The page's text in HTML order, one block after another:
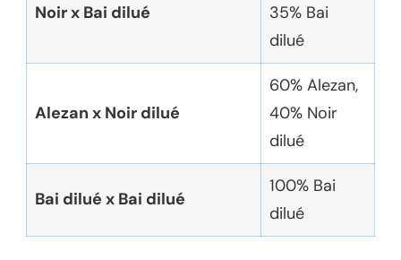
Noir x Bai dilué
35% Bai
dilué
Alezan x Noir dilué
60% Alezan,
40% Noir
dilué
Bai dilué x Bai dilué
100% Bai
dilué